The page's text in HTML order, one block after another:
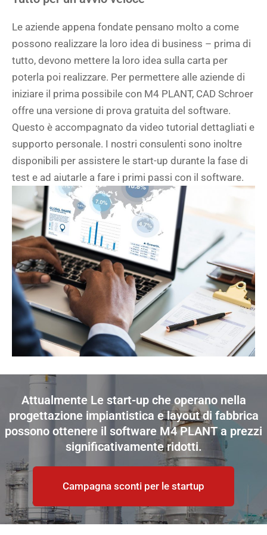
Le aziende appena fondate pensano molto a come
possono realizzare la loro idea di business – prima di
tutto, devono mettere la loro idea sulla carta per
poterla poi realizzare. Per permettere alle aziende di
iniziare il prima possibile con M4 PLANT, CAD Schroer
offre una versione di prova gratuita del software.
Questo è accompagnato da video tutorial dettagliati e
supporto personale. I nostri consulenti sono inoltre
disponibili per assistere le start-up durante la fase di
test e ad aiutarle a fare i primi passi con il software.
Attualmente Le start-up che operano nella
progettazione impiantistica e layout di fabbrica
possono ottenere il software M4 PLANT a prezzi
significativamente ridotti.
Campagna sconti per le startup